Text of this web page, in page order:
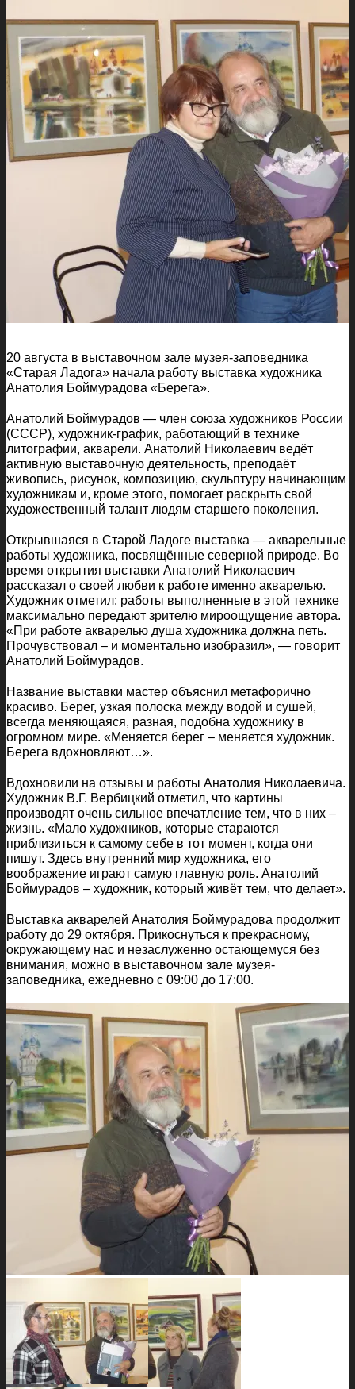
20 августа в выставочном зале музея-заповедника
«Старая Ладога» начала работу выставка художника
Анатолия Боймурадова «Берега».
Анатолий Боймурадов — член союза художников России
(СССР), художник-график, работающий в технике
литографии, акварели. Анатолий Николаевич ведёт
активную выставочную деятельность, преподаёт
живопись, рисунок, композицию, скульптуру начинающим
художникам и, кроме этого, помогает раскрыть свой
художественный талант людям старшего поколения.
Открывшаяся в Старой Ладоге выставка — акварельные
работы художника, посвящённые северной природе. Во
время открытия выставки Анатолий Николаевич
рассказал о своей любви к работе именно акварелью.
Художник отметил: работы выполненные в этой технике
максимально передают зрителю мироощущение автора.
«При работе акварелью душа художника должна петь.
Прочувствовал – и моментально изобразил», — говорит
Анатолий Боймурадов.
Название выставки мастер объяснил метафорично
красиво. Берег, узкая полоска между водой и сушей,
всегда меняющаяся, разная, подобна художнику в
огромном мире. «Меняется берег – меняется художник.
Берега вдохновляют…».
Вдохновили на отзывы и работы Анатолия Николаевича.
Художник В.Г. Вербицкий отметил, что картины
производят очень сильное впечатление тем, что в них –
жизнь. «Мало художников, которые стараются
приблизиться к самому себе в тот момент, когда они
пишут. Здесь внутренний мир художника, его
воображение играют самую главную роль. Анатолий
Боймурадов – художник, который живёт тем, что делает».
Выставка акварелей Анатолия Боймурадова продолжит
работу до 29 октября. Прикоснуться к прекрасному,
окружающему нас и незаслуженно остающемуся без
внимания, можно в выставочном зале музея-
заповедника, ежедневно с 09:00 до 17:00.